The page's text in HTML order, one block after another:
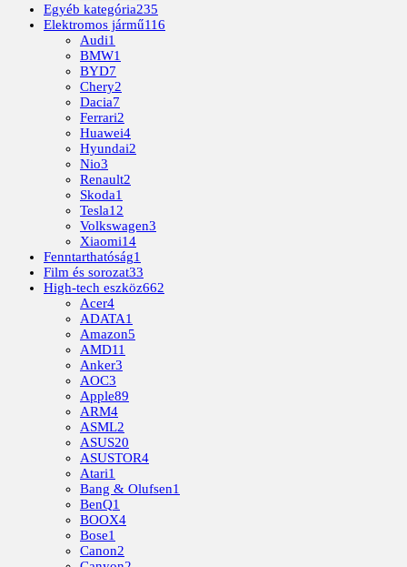
Egyéb kategória235
Elektromos jármű116
Audi1
BMW1
BYD7
Chery2
Dacia7
Ferrari2
Huawei4
Hyundai2
Nio3
Renault2
Skoda1
Tesla12
Volkswagen3
Xiaomi14
Fenntarthatóság1
Film és sorozat33
High-tech eszköz662
Acer4
ADATA1
Amazon5
AMD11
Anker3
AOC3
Apple89
ARM4
ASML2
ASUS20
ASUSTOR4
Atari1
Bang & Olufsen1
BenQ1
BOOX4
Bose1
Canon2